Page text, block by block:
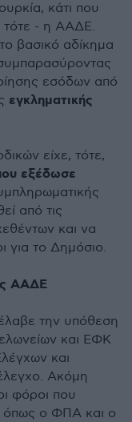
κάτι που
τότε - η ΑΑΔΕ.
βασικό αδίκημα
εσόδων από
εγκληματικής
είχε, τότε,
εξέδωσε
από τις
και να
για το Δημόσιο.
ΑΑΔΕ
την υπόθεση
και ΕΦΚ
και
Ακόμη
φόροι που
όπως ο ΦΠΑ και ο